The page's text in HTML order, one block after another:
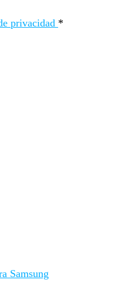
privacidad *
Samsung